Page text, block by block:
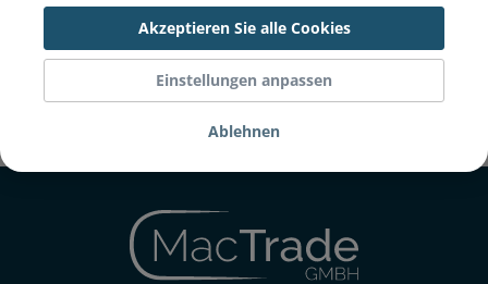
Stift, Kurzanleitung
Akzeptieren Sie alle Cookies
Einstellungen anpassen
Ablehnen